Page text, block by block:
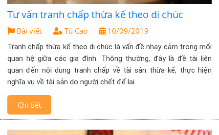
Tư vấn tranh chấp thừa kế theo di chúc
Bài viết Tú Cao 10/09/2019
Tranh chấp thừa kế theo di chúc là vấn đề nhạy cảm trong mối
quan hệ giữa các gia đình. Thông thường, đây là đề tài liên
quan đến nội dung tranh chấp về tài sản thừa kế, thực hiện
nghĩa vụ về tài sản do người chết để lại.
Chi tiết